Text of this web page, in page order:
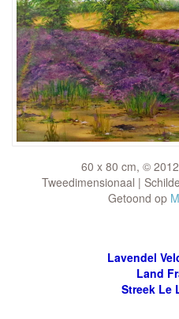
60 x 80 cm, ©
Tweedimensionaal |
Getoond op
Lavendel
Land
Streek Le